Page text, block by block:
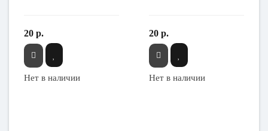
20 р.
Нет в наличии
20 р.
Нет в наличии